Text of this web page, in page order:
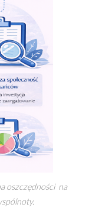
oszczędności na